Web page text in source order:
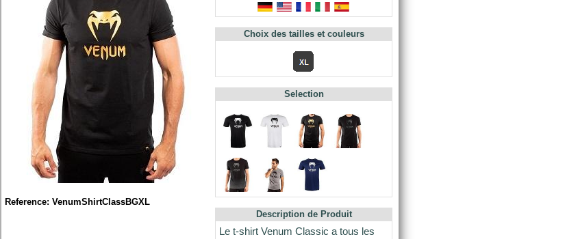
Reference: VenumShirtClassBGXL
Choix des tailles et couleurs
Selection
Description de Produit
Le t-shirt Venum Classic a tous les